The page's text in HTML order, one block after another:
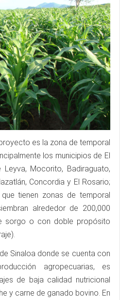
es la zona de temporal
los municipios de El
Leyva, Mocorito, Badiraguato,
Concordia y El Rosario;
tienen zonas de temporal
alrededor de 200,000
sorgo o con doble propósito
Sinaloa donde se cuenta con
agropecuarias, es
de baja calidad nutricional
y carne de ganado bovino. En